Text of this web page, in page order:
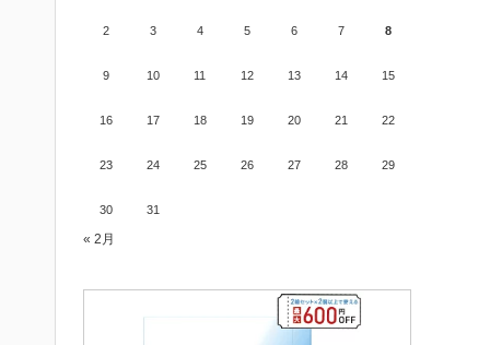
2 3 4 5 6 7 8
9 10 11 12 13 14 15
16 17 18 19 20 21 22
23 24 25 26 27 28 29
30 31
« 2月